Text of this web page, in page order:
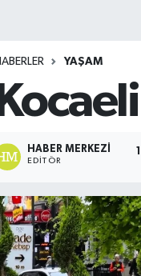
YAŞAM
HABER MERKEZI
EDITÖR
Haberleri